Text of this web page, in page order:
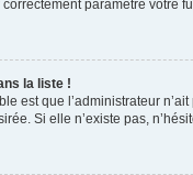
correctement paramétré votre
la liste !
est que l’administrateur
Si elle n’existe pas,